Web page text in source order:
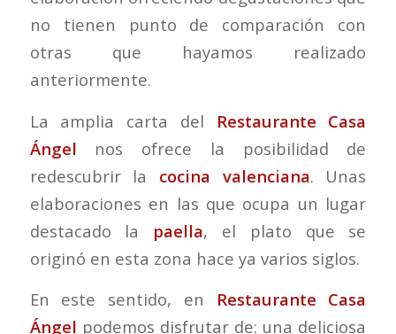
no tienen punto de comparación con
otras que hayamos realizado
anteriormente.
La amplia carta del Restaurante Casa
Ángel nos ofrece la posibilidad de
redescubrir la cocina valenciana. Unas
elaboraciones en las que ocupa un lugar
destacado la paella, el plato que se
originó en esta zona hace ya varios siglos.
En este sentido, en Restaurante Casa
Ángel podemos disfrutar de: una deliciosa